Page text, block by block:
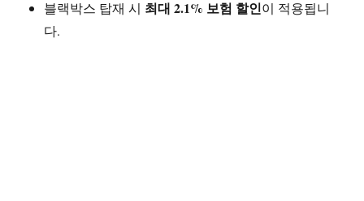
블랙박스 탑재 시 최대 2.1% 보험 할인이 적용됩니
다.